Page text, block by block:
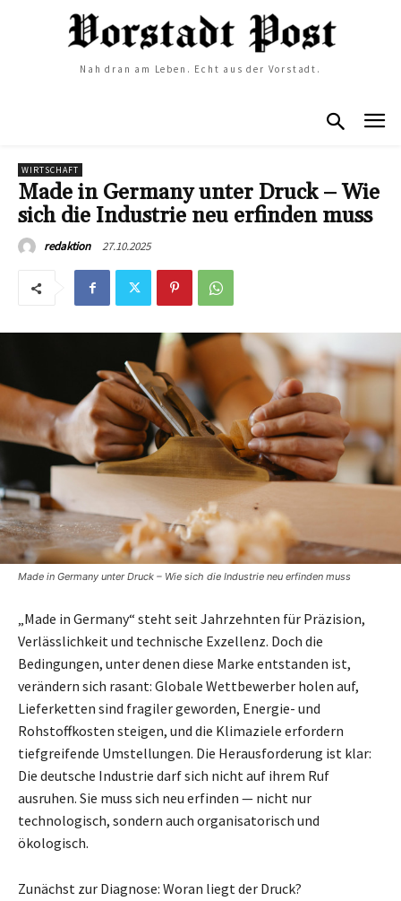
Nah dran am Leben. Echt aus der Vorstadt.
WIRTSCHAFT
Made in Germany unter Druck – Wie
sich die Industrie neu erfinden muss
redaktion 27.10.2025
Made in Germany unter Druck – Wie sich die Industrie neu erfinden muss
„Made in Germany“ steht seit Jahrzehnten für Präzision,
Verlässlichkeit und technische Exzellenz. Doch die
Bedingungen, unter denen diese Marke entstanden ist,
verändern sich rasant: Globale Wettbewerber holen auf,
Lieferketten sind fragiler geworden, Energie- und
Rohstoffkosten steigen, und die Klimaziele erfordern
tiefgreifende Umstellungen. Die Herausforderung ist klar:
Die deutsche Industrie darf sich nicht auf ihrem Ruf
ausruhen. Sie muss sich neu erfinden — nicht nur
technologisch, sondern auch organisatorisch und
ökologisch.
Zunächst zur Diagnose: Woran liegt der Druck?